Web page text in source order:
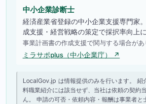
中小企業診断士
経済産業省登録の中小企業支援専門家
成支援・経営戦略の策定で採択率向上に
事業計画書の作成支援で関与する場合があ
ミラサポplus（中小企業庁） ↗
LocalGov.jp は情報提供のみを行います。 紹
料職業紹介には該当せず、当社は依頼の契約
ん。 申請の可否・依頼内容・報酬は事業者と